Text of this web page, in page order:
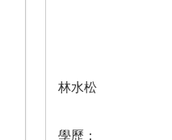
林水松
學歷：